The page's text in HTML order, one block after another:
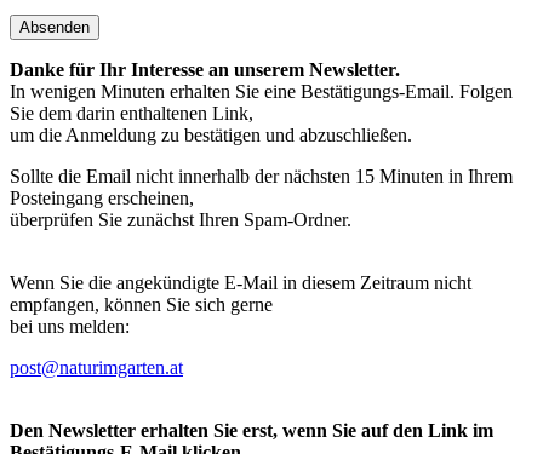
Absenden
Danke für Ihr Interesse an unserem Newsletter.
In wenigen Minuten erhalten Sie eine Bestätigungs-Email. Folgen
Sie dem darin enthaltenen Link,
um die Anmeldung zu bestätigen und abzuschließen.
Sollte die Email nicht innerhalb der nächsten 15 Minuten in Ihrem
Posteingang erscheinen,
überprüfen Sie zunächst Ihren Spam-Ordner.
Wenn Sie die angekündigte E-Mail in diesem Zeitraum nicht
empfangen, können Sie sich gerne
bei uns melden:
post@naturimgarten.at
Den Newsletter erhalten Sie erst, wenn Sie auf den Link im